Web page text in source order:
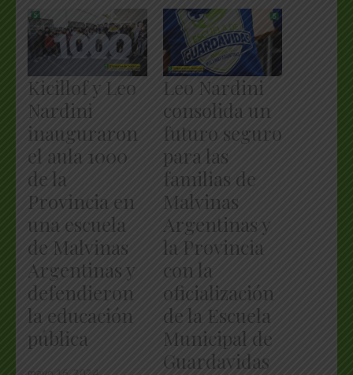
Kicillof y Leo
Nardini
inauguraron
el aula 1000
de la
Provincia en
una escuela
de Malvinas
Argentinas y
defendieron
la educación
pública
Leo Nardini
consolida un
futuro seguro
para las
familias de
Malvinas
Argentinas y
la Provincia
con la
oficialización
de la Escuela
Municipal de
Guardavidas